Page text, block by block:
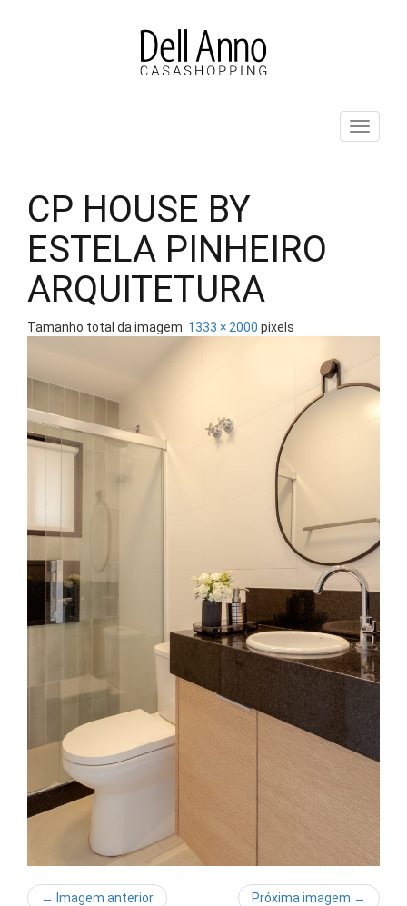
CP HOUSE BY
ESTELA PINHEIRO
ARQUITETURA
Tamanho total da imagem: 1333 × 2000 pixels
← Imagem anterior Próxima imagem →